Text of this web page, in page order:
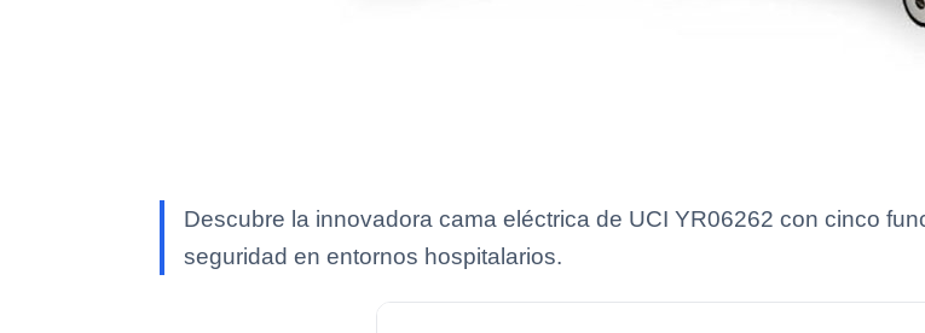
Descubre la innovadora cama eléctrica de UCI YR06262 con cinco
seguridad en entornos hospitalarios.